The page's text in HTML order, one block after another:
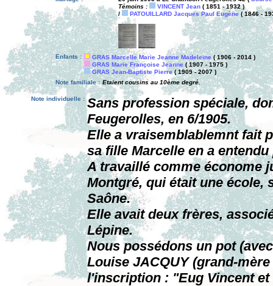
Témoins :
VINCENT Jean ( 1851 - 1932 )
/
PATOUILLARD Jacques Paul Eugène( 1846 -
Enfants : GRAS Marcelle Marie Jeanne Madeleine( 1906 - 2014 )
GRAS Marie Françoise Jeanne( 1907 - 1975 )
GRAS Jean-Baptiste Pierre( 1909 - 2007 )
Note familiale : Etaient cousins au 10ème degré.
Note individuelle : Sans profession spéciale,
Feugerolles, en 6/1905.
Elle a vraisemblablemnt fait
sa fille Marcelle en a
A travaillé comme économe
Montgré, qui était une école,
Saône.
Elle avait deux frères,
Lépine.
Nous possédons un pot
Louise JACQUY (grand-
l'inscription : "Eug Vincent et